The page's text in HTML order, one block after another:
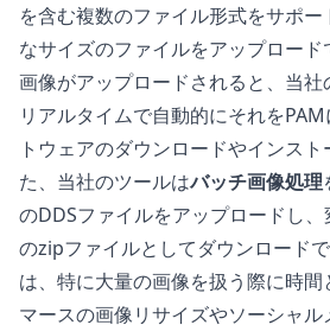
を含む複数のファイル形式をサポー
なサイズのファイルをアップロード
画像がアップロードされると、当社
リアルタイムで自動的にそれを
トウェアのダウンロードやインス
た、当社のツールはバッチ画像処理
のDDSファイルをアップロードし
のzipファイルとしてダウンロード
は、特に大量の画像を扱う際に時間
マースの画像リサイズやソーシャ